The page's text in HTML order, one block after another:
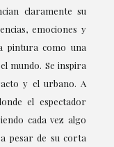
claramente su
emociones y
pintura como una
mundo. Se inspira
y el urbano. A
el espectador
cada vez algo
pesar de su corta